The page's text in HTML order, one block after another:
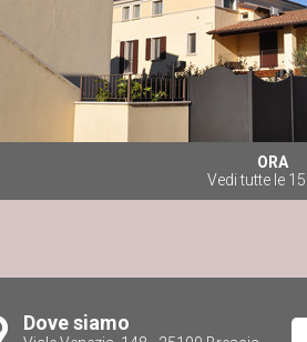
ORA
Vedi tutte le
Dove siamo